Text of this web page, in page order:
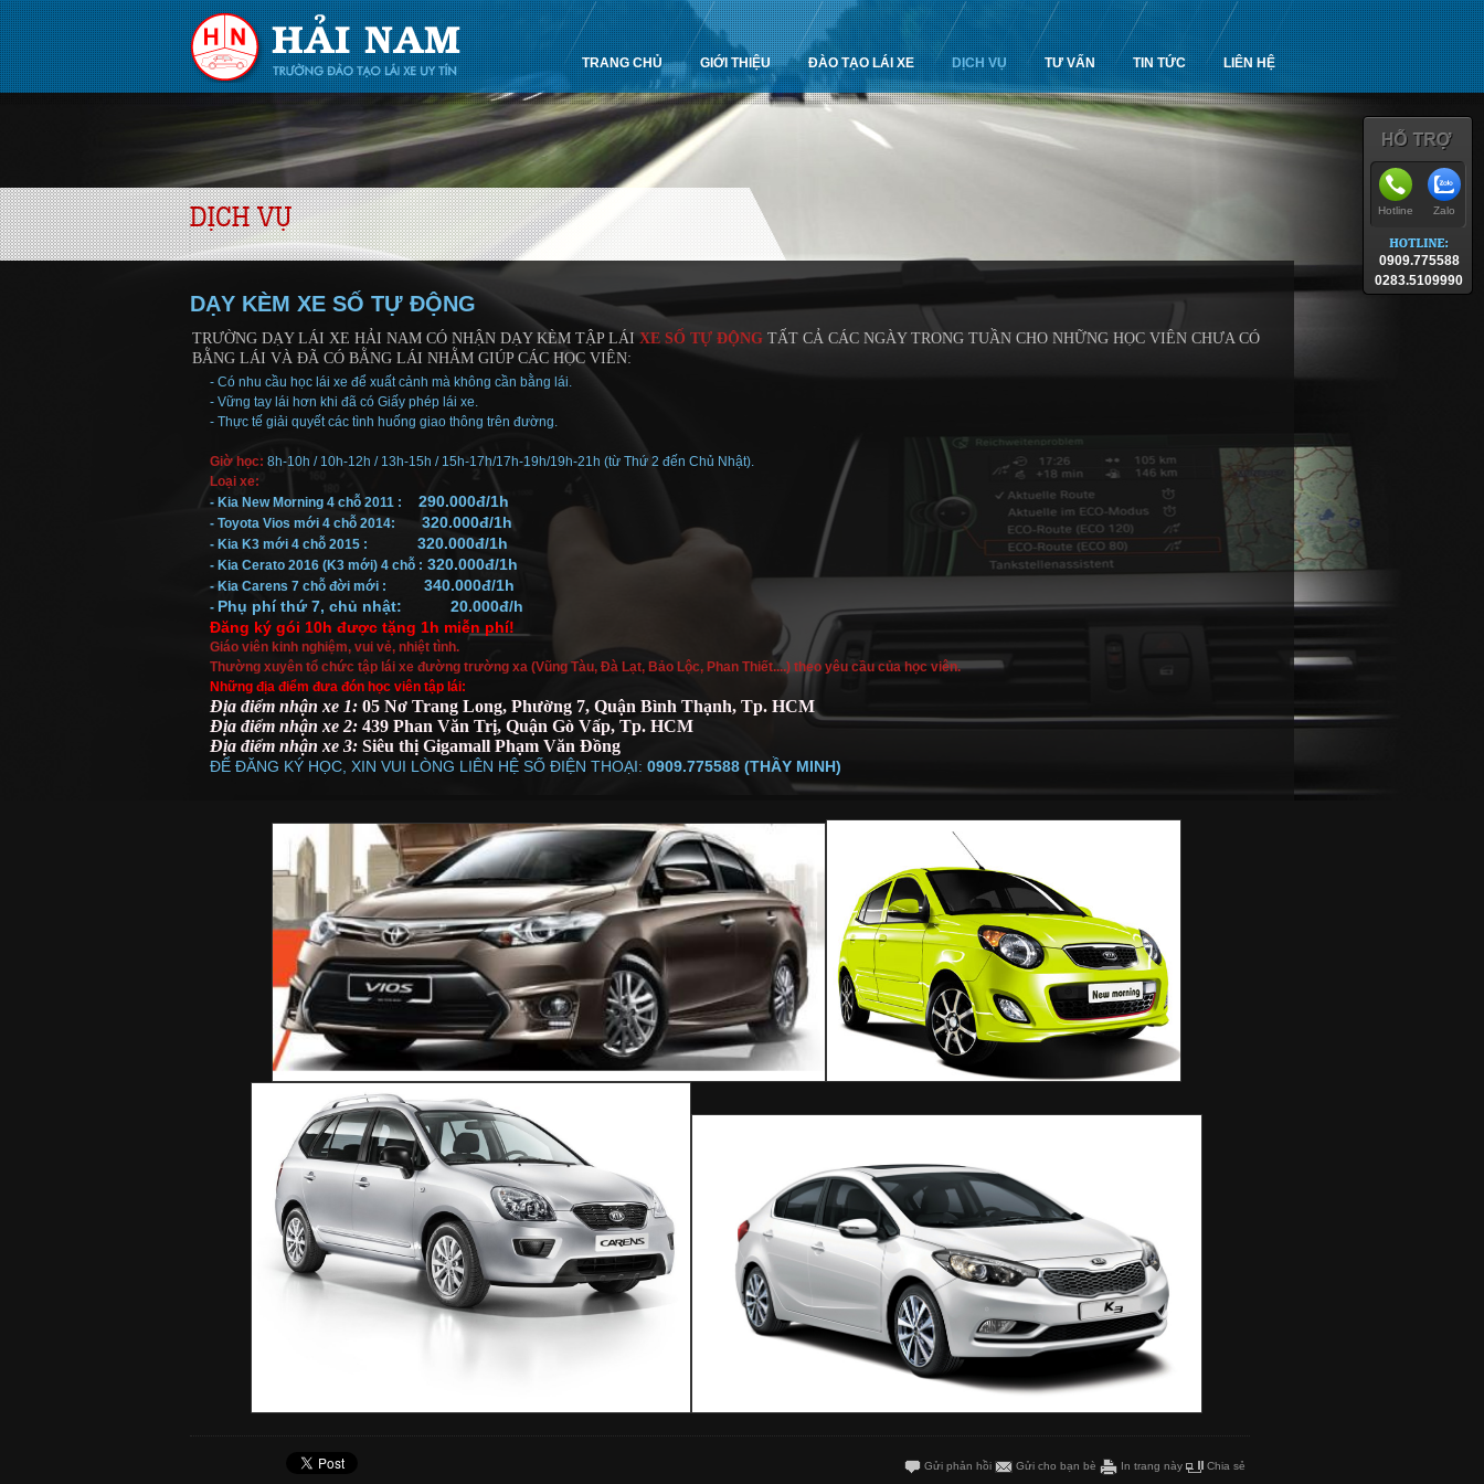
Hotline Zalo
0909.775588
0283.5109990
TRANG CHỦ GIỚI THIỆU ĐÀO TẠO LÁI XE DỊCH VỤ TƯ VẤN TIN TỨC LIÊN HỆ
DỊCH VỤ
DẠY KÈM XE SỐ TỰ ĐỘNG
TRƯỜNG DẠY LÁI XE HẢI NAM CÓ NHẬN DẠY KÈM TẬP LÁI XE SỐ TỰ ĐỘNG TẤT CẢ CÁC NGÀY TRONG TUẦN CHO NHỮNG HỌC VIÊN CHƯA CÓ
BẰNG LÁI VÀ ĐÃ CÓ BẰNG LÁI NHẰM GIÚP CÁC HỌC VIÊN:
- Có nhu cầu học lái xe để xuất cảnh mà không cần bằng lái.
- Vững tay lái hơn khi đã có Giấy phép lái xe.
- Thực tế giải quyết các tình huống giao thông trên đường.
Giờ học: 8h-10h / 10h-12h / 13h-15h / 15h-17h/17h-19h/19h-21h (từ Thứ 2 đến Chủ Nhật).
Loại xe:
- Kia New Morning 4 chỗ 2011 : 290.000đ/1h
- Toyota Vios mới 4 chỗ 2014: 320.000đ/1h
- Kia K3 mới 4 chỗ 2015 : 320.000đ/1h
- Kia Cerato 2016 (K3 mới) 4 chỗ : 320.000đ/1h
- Kia Carens 7 chỗ đời mới : 340.000đ/1h
- Phụ phí thứ 7, chủ nhật: 20.000đ/h
Đăng ký gói 10h được tặng 1h miễn phí!
Giáo viên kinh nghiệm, vui vẻ, nhiệt tình.
Thường xuyên tổ chức tập lái xe đường trường xa (Vũng Tàu, Đà Lạt, Bảo Lộc, Phan Thiết....) theo yêu cầu của học viên.
Những địa điểm đưa đón học viên tập lái:
Địa điểm nhận xe 1: 05 Nơ Trang Long, Phường 7, Quận Bình Thạnh, Tp. HCM
Địa điểm nhận xe 2: 439 Phan Văn Trị, Quận Gò Vấp, Tp. HCM
Địa điểm nhận xe 3: Siêu thị Gigamall Phạm Văn Đồng
ĐỂ ĐĂNG KÝ HỌC, XIN VUI LÒNG LIÊN HỆ SỐ ĐIỆN THOẠI: 0909.775588 (THẦY MINH)
Gửi phản hồi Gửi cho bạn bè In trang này Chia sẻ